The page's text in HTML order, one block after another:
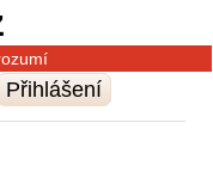
Přihlášení